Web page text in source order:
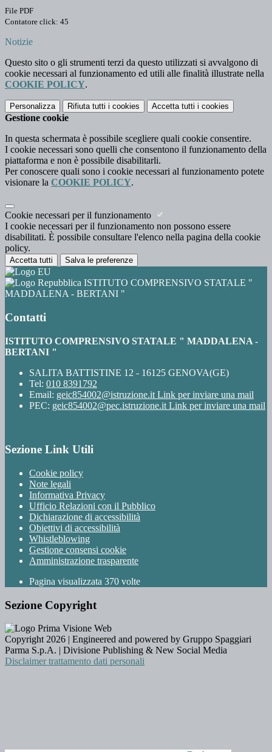
File PDF
Contatore click: 45
Notizie
Questo sito o gli strumenti terzi da questo utilizzati si avvalgono di
cookie necessari al funzionamento ed utili alle finalità illustrate nella
COOKIE POLICY.
Personalizza Rifiuta tutti i cookies Accetta tutti i cookies
Gestione cookie
In questa schermata è possibile scegliere quali cookie consentire.
I cookie necessari sono quelli che consentono il funzionamento della
piattaforma e non è possibile disabilitarli.
Per conoscere quali sono i cookie necessari al funzionamento potete
visionare la COOKIE POLICY.
Cookie necessari per il funzionamento
I cookie necessari per il funzionamento non possono essere
disabilitati. È possibile consultare l'elenco nella pagina della cookie
policy.
Accetta tutti Salva le preferenze
ISTITUTO COMPRENSIVO STATALE "
MADDALENA - BERTANI "
Contatti
ISTITUTO COMPRENSIVO STATALE " MADDALENA -
BERTANI "
SALITA BATTISTINE 12 - 16125 GENOVA(GE)
Tel: 010 8391792
Email: geic854002@istruzione.it Link per inviare una mail
PEC: geic854002@pec.istruzione.it Link per inviare una mail
Sezione Link Utili
Cookie policy
Note legali
Informativa Privacy
Ufficio Relazioni con il Pubblico
Dichiarazione di accessibilità
Obiettivi di accessibilità
Whistleblowing
Gestione consensi cookie
Amministrazione trasparente
Pagina visualizzata 370 volte
Sezione Copyright
Copyright 2026 | Engineered and powered by Gruppo Spaggiari
Parma S.p.A. | Divisione Publishing & New Social Media
Disclaimer trattamento dati personali